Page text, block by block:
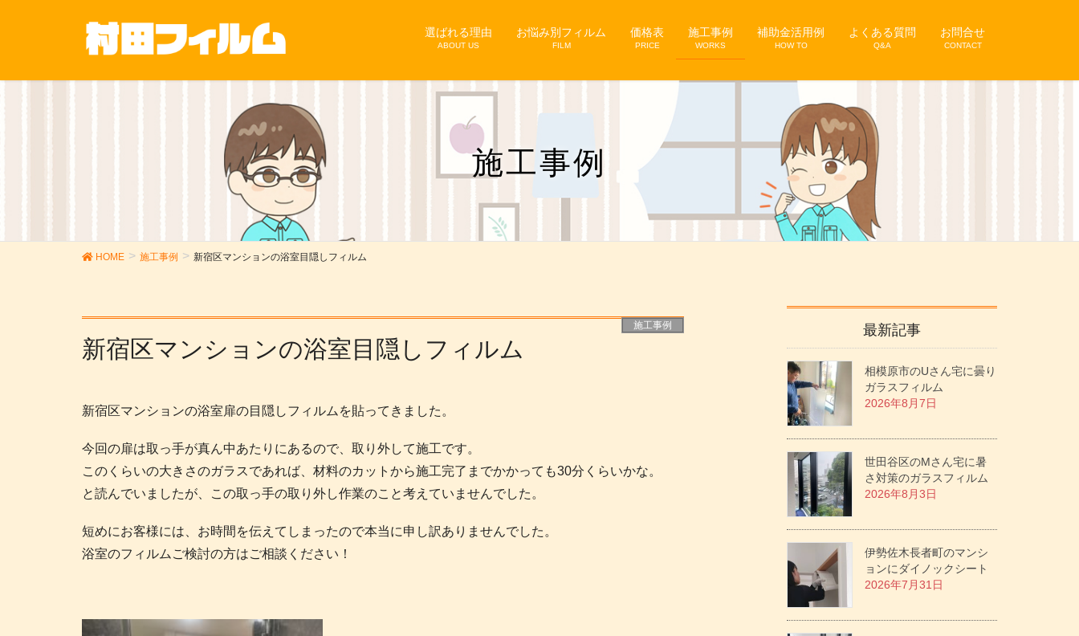
選ばれる理由
ABOUT US
お悩み別フィルム
FILM
価格表
PRICE
施工事例
WORKS
補助金活用例
HOW TO
よくある質問
Q&A
お問合せ
CONTACT
施工事例
HOME 施工事例 新宿区マンションの浴室目隠しフィルム
施工事例
新宿区マンションの浴室目隠しフィルム
新宿区マンションの浴室扉の目隠しフィルムを貼ってきました。
今回の扉は取っ手が真ん中あたりにあるので、取り外して施工です。
このくらいの大きさのガラスであれば、材料のカットから施工完了までかかっても30分くらいかな。
と読んでいましたが、この取っ手の取り外し作業のこと考えていませんでした。
短めにお客様には、お時間を伝えてしまったので本当に申し訳ありませんでした。
浴室のフィルムご検討の方はご相談ください！
最新記事
相模原市のUさん宅に曇り
ガラスフィルム
2026年8月7日
世田谷区のMさん宅に暑
さ対策のガラスフィルム
2026年8月3日
伊勢佐木長者町のマンシ
ョンにダイノックシート
2026年7月31日